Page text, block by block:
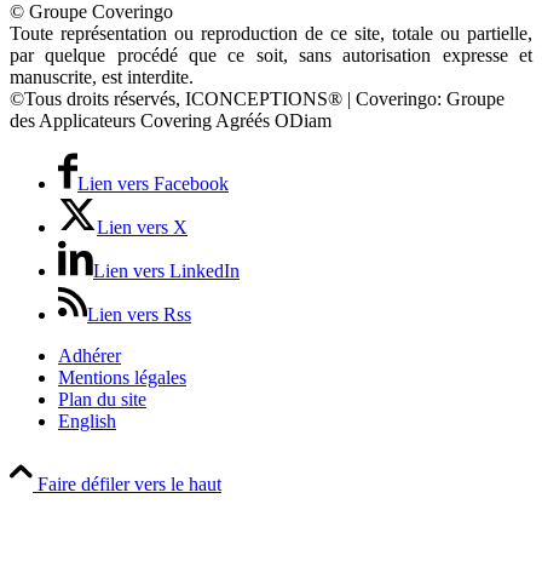
© Groupe Coveringo
Toute représentation ou reproduction de ce site, totale ou partielle,
par quelque procédé que ce soit, sans autorisation expresse et
manuscrite, est interdite.
©Tous droits réservés, ICONCEPTIONS® | Coveringo: Groupe
des Applicateurs Covering Agréés ODiam
Lien vers Facebook
Lien vers X
Lien vers LinkedIn
Lien vers Rss
Adhérer
Mentions légales
Plan du site
English
Faire défiler vers le haut